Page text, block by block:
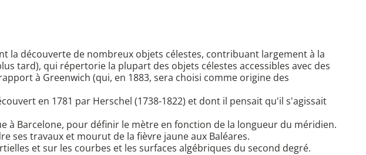
la découverte de nombreux objets célestes, contribuant largement à la
tard), qui répertorie la plupart des objets célestes accessibles avec des
à Greenwich (qui, en 1883, sera choisi comme origine des
en 1781 par Herschel (1738-1822) et dont il pensait qu'il s'agissait
à Barcelone, pour définir le mètre en fonction de la longueur du méridien.
ses travaux et mourut de la fièvre jaune aux Baléares.
et sur les courbes et les surfaces algébriques du second degré.